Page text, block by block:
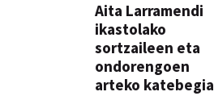
Aita Larramendi
ikastolako
sortzaileen eta
ondorengoen
arteko katebegia